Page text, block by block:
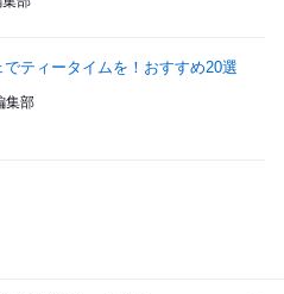
ティータイムを！おすすめ20選
集部